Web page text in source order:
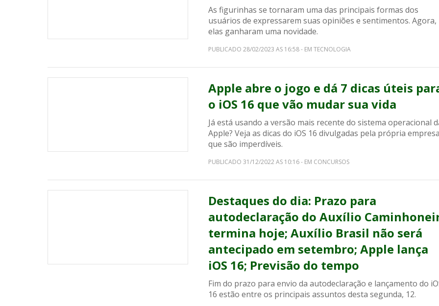
As figurinhas se tornaram uma das principais formas dos
usuários de expressarem suas opiniões e sentimentos. Agora,
elas ganharam uma novidade.
PUBLICADO 28/02/2023 AS 16:58 - EM TECNOLOGIA
Apple abre o jogo e dá 7 dicas úteis
o iOS 16 que vão mudar sua vida
Já está usando a versão mais recente do sistema operacional
Apple? Veja as dicas do iOS 16 divulgadas pela própria empresa
que são imperdíveis.
PUBLICADO 31/12/2022 AS 10:16 - EM CONCURSOS
Destaques do dia: Prazo para
autodeclaração do Auxílio
termina hoje; Auxílio Brasil não será
antecipado em setembro; Apple lança
iOS 16; Previsão do tempo
Fim do prazo para envio da autodeclaração e lançamento do
16 estão entre os principais assuntos desta segunda, 12.